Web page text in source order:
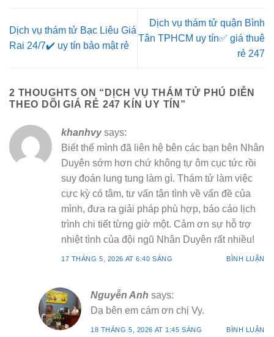
Dịch vụ thám tử Bạc Liêu Giá
Rai 24/7✔️ uy tín bảo mật rẻ
Dịch vụ thám tử quận Bình
Tân TPHCM uy tín✅ giá thuê
rẻ 247
2 THOUGHTS ON “ DỊCH VỤ THÁM TỬ PHÚ DIỄN
THEO DÕI GIÁ RẺ 247 KÍN UY TÍN ”
khanhvy says:
Biết thế mình đã liên hệ bên các bạn bên Nhân
Duyên sớm hơn chứ không tự ôm cục tức rồi
suy đoán lung tung làm gì. Thám tử làm việc
cực kỳ có tâm, tư vấn tận tình về vấn đề của
mình, đưa ra giải pháp phù hợp, báo cáo lịch
trình chi tiết từng giờ một. Cảm ơn sự hỗ trợ
nhiệt tình của đội ngũ Nhân Duyên rất nhiều!
17 THÁNG 5, 2026 AT 6:40 SÁNG BÌNH LUẬN
Nguyễn Anh says:
Dạ bên em cám ơn chị Vy.
18 THÁNG 5, 2026 AT 1:45 SÁNG BÌNH LUẬN